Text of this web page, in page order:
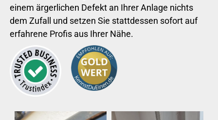
einem ärgerlichen Defekt an Ihrer Anlage nichts
dem Zufall und setzen Sie stattdessen sofort auf
erfahrene Profis aus Ihrer Nähe.